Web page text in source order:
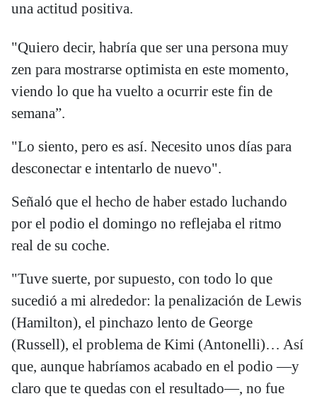
una actitud positiva.
"Quiero decir, habría que ser una persona muy
zen para mostrarse optimista en este momento,
viendo lo que ha vuelto a ocurrir este fin de
semana”.
"Lo siento, pero es así. Necesito unos días para
desconectar e intentarlo de nuevo".
Señaló que el hecho de haber estado luchando
por el podio el domingo no reflejaba el ritmo
real de su coche.
"Tuve suerte, por supuesto, con todo lo que
sucedió a mi alrededor: la penalización de Lewis
(Hamilton), el pinchazo lento de George
(Russell), el problema de Kimi (Antonelli)… Así
que, aunque habríamos acabado en el podio —y
claro que te quedas con el resultado—, no fue